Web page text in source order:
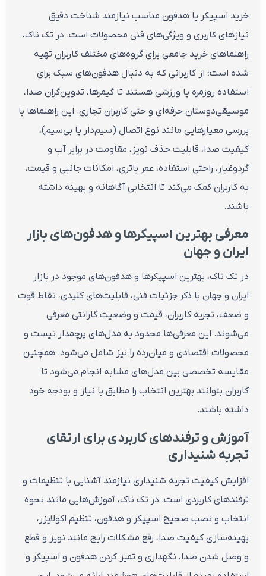
خرید اسپیکر یا هدفون مناسب نیازمند شناخت دقیق
نیازهای کاربری و ویژگی‌های فنی محصولات است. در تک ناک،
راهنماهای خرید جامعی برای گروه‌های مختلف کاربران تهیه
شده است؛ از کاربرانی که به دنبال هدفون‌های سبک برای
استفاده روزمره یا ورزشی هستند تا گیمرها، تدوین‌گران صدا،
موسیقی‌دوستان حرفه‌ای و حتی کاربران تجاری. این راهنماها با
بررسی معیارهایی مانند نوع اتصال (سیم‌دار یا بی‌سیم)،
کیفیت صدا، قابلیت حذف نویز، مقاومت در برابر آب و
گردوغبار، راحتی استفاده، عمر باتری، امکانات جانبی و قیمت،
به کاربران کمک می‌کند تا انتخابی آگاهانه و بهینه داشته
باشند.
معرفی بهترین اسپیکرها و هدفون‌های بازار
ایران و جهان
در تک ناک، بهترین اسپیکرها و هدفون‌های موجود در بازار
ایران و جهان با ذکر جزئیات فنی، قابلیت‌های کلیدی، نقاط قوت
و ضعف، تجربه کاربران، قیمت و وضعیت گارانتی معرفی
می‌شوند. این معرفی‌ها محدود به مدل‌های پرچمدار نیست و
محصولات اقتصادی و میان‌رده را نیز شامل می‌شود. همچنین
مقایسه تخصصی بین مدل‌های مشابه انجام می‌شود تا
کاربران بتوانند بهترین انتخاب را مطابق با نیاز و بودجه خود
داشته باشند.
آموزش و ترفندهای کاربردی برای ارتقای
تجربه شنیداری
افزایش کیفیت تجربه شنیداری نیازمند آشنایی با تنظیمات و
ترفندهای کاربردی است. در تک ناک، آموزش‌هایی مانند نحوه
انتخاب و نصب صحیح اسپیکر و هدفون، تنظیم اکولایزر،
بهینه‌سازی کیفیت صدا، رفع مشکلات رایج مانند نویز و قطع
و وصل شدن صدا، نگهداری و تمیز کردن هدفون و اسپیکر و